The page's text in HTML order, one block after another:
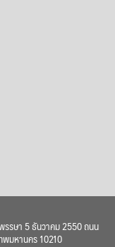
รรษา 5 ธันวาคม 2550 ถนน
มหานคร 10210